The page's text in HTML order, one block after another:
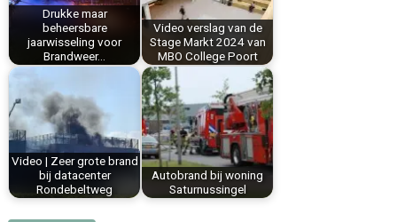
k
s
t
n
p
Drukke maar
beheersbare
jaarwisseling voor
Brandweer…
Video verslag van de
Stage Markt 2024 van
MBO College Poort
Video | Zeer grote brand
bij datacenter
Rondebeltweg
Autobrand bij woning
Saturnussingel